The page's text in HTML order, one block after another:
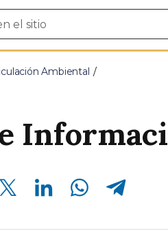
Ambiental
Compartir en Twitter Compartir en Linkedin Compartir en Whatsapp Compartir en Telegram